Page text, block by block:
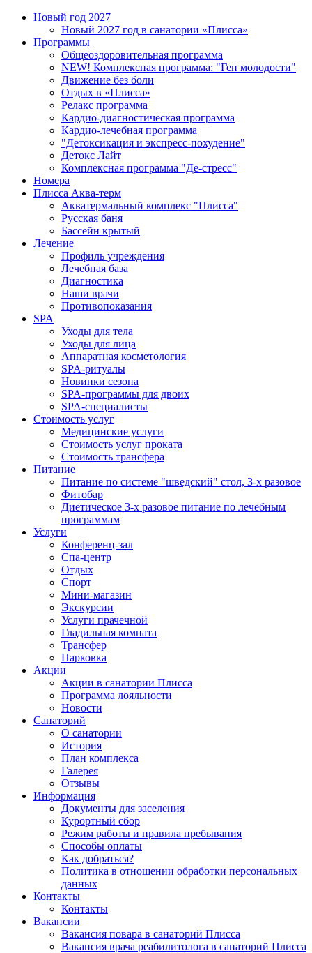
Новый год 2027
Новый 2027 год в санатории «Плисса»
Программы
Общеоздоровительная программа
NEW! Комплексная программа: "Ген молодости"
Движение без боли
Отдых в «Плисса»
Релакс программа
Кардио-диагностическая программа
Кардио-лечебная программа
"Детоксикация и экспресс-похудение"
Детокс Лайт
Комплексная программа "Де-стресс"
Номера
Плисса Аква-терм
Акватермальный комплекс "Плисса"
Русская баня
Бассейн крытый
Лечение
Профиль учреждения
Лечебная база
Диагностика
Наши врачи
Противопоказания
SPA
Уходы для тела
Уходы для лица
Аппаратная косметология
SPA-ритуалы
Новинки сезона
SPA-программы для двоих
SPA-специалисты
Стоимость услуг
Медицинские услуги
Стоимость услуг проката
Стоимость трансфера
Питание
Питание по системе "шведский" стол, 3-х разовое
Фитобар
Диетическое 3-х разовое питание по лечебным
программам
Услуги
Конференц-зал
Спа-центр
Отдых
Спорт
Мини-магазин
Экскурсии
Услуги прачечной
Гладильная комната
Трансфер
Парковка
Акции
Акции в санатории Плисса
Программа лояльности
Новости
Санаторий
О санатории
История
План комплекса
Галерея
Отзывы
Информация
Документы для заселения
Курортный сбор
Режим работы и правила пребывания
Способы оплаты
Как добраться?
Политика в отношении обработки персональных
данных
Контакты
Контакты
Вакансии
Вакансия повара в санаторий Плисса
Вакансия врача реабилитолога в санаторий Плисса